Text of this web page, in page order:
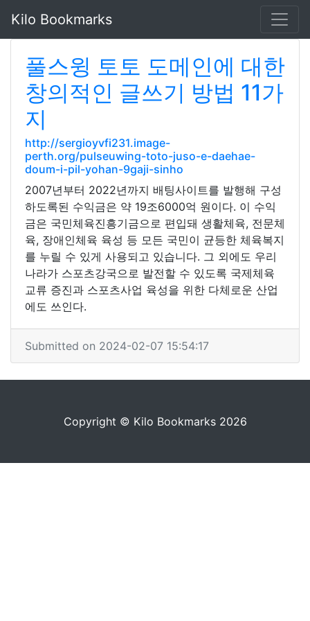
Kilo Bookmarks
풀스윙 토토 도메인에 대한
창의적인 글쓰기 방법 11가
지
http://sergioyvfi231.image-
perth.org/pulseuwing-toto-juso-e-daehae-
doum-i-pil-yohan-9gaji-sinho
2007년부터 2022년까지 배팅사이트를 발행해 구성
하도록된 수익금은 약 19조6000억 원이다. 이 수익
금은 국민체육진흥기금으로 편입돼 생활체육, 전문체
육, 장애인체육 육성 등 모든 국민이 균등한 체육복지
를 누릴 수 있게 사용되고 있습니다. 그 외에도 우리
나라가 스포츠강국으로 발전할 수 있도록 국제체육
교류 증진과 스포츠사업 육성을 위한 다체로운 산업
에도 쓰인다.
Submitted on 2024-02-07 15:54:17
Copyright © Kilo Bookmarks 2026